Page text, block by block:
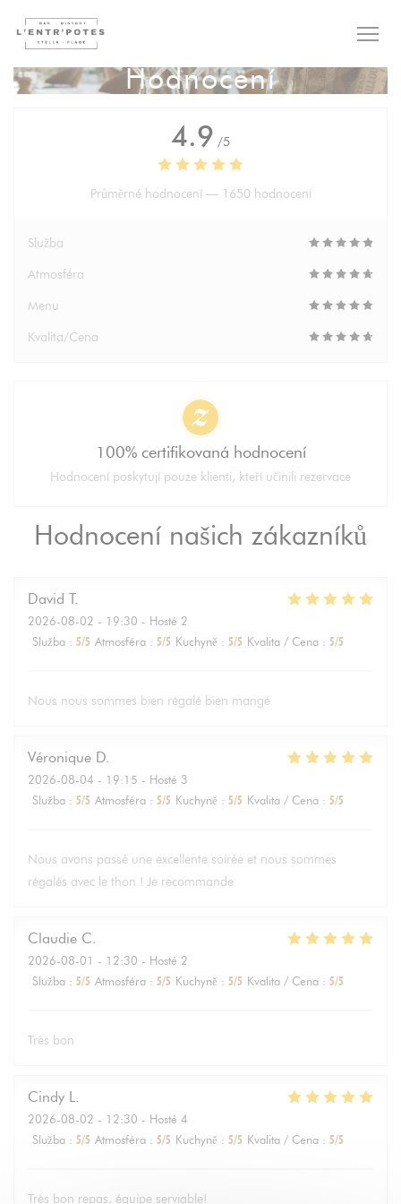
Hodnocení
Hodnocení našich zákazníků
David T
2026-08-02 - 19:30 - Hosté 2
Služba : 5/5 Atmosféra : 5/5 Kuchyně : 5/5 Kvalita / Cena : 5/5
Nous nous sommes bien régalé bien mangé
Véronique D
2026-08-04 - 19:15 - Hosté 3
Služba : 5/5 Atmosféra : 5/5 Kuchyně : 5/5 Kvalita / Cena : 5/5
Nous avons passé une excellente soirée et nous sommes
régalés avec le thon ! Je recommande
Claudie C
2026-08-01 - 12:30 - Hosté 2
Služba : 5/5 Atmosféra : 5/5 Kuchyně : 5/5 Kvalita / Cena : 5/5
Très bon
Cindy L
2026-08-02 - 12:30 - Hosté 4
Služba : 5/5 Atmosféra : 5/5 Kuchyně : 5/5 Kvalita / Cena : 5/5
Très bon repas, équipe serviable!
4.9 /5
Průměrné hodnocení — 1650 hodnoceni
Služba
Atmosféra
Menu
Kvalita/Cena
100% certifikovaná hodnocení
Hodnocení poskytují pouze klienti, kteří učinili rezervace